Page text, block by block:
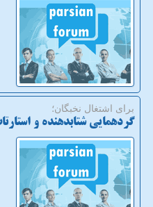
برای اشتغال نخبگان؛
گردهمایی شتابدهنده و